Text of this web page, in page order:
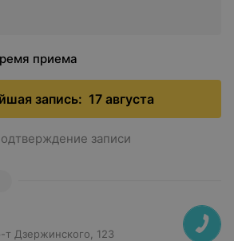
приема
запись: 17 августа
записи
Дзержинского, 123